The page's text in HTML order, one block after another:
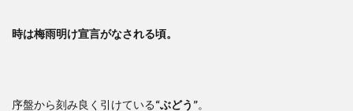
時は梅雨明け宣言がなされる頃。
序盤から刻み良く引けている“ぶどう”。